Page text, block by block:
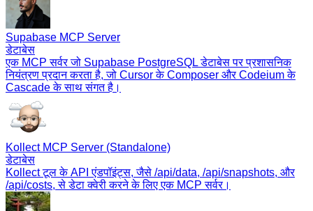
Supabase MCP Server
डेटाबेस
एक MCP सर्वर जो Supabase PostgreSQL डेटाबेस पर प्रशासनिक
नियंत्रण प्रदान करता है, जो Cursor के Composer और Codeium के
Cascade के साथ संगत है।
Kollect MCP Server (Standalone)
डेटाबेस
Kollect टूल के API एंडपॉइंट्स, जैसे /api/data, /api/snapshots, और
/api/costs, से डेटा क्वेरी करने के लिए एक MCP सर्वर।